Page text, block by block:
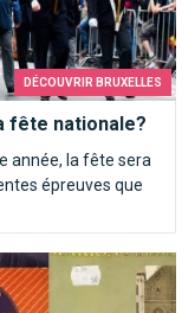
DÉCOUVRIR BRUXELLES
fête nationale?
année, la fête sera
épreuves que
à Bruxelles